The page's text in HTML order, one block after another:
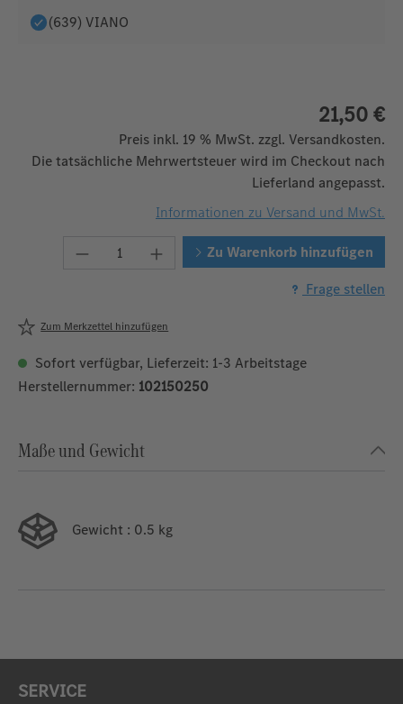
(639) VIANO
21,50 €
Preis inkl. 19 % MwSt. zzgl. Versandkosten.
Die tatsächliche Mehrwertsteuer wird im Checkout nach
Lieferland angepasst.
Informationen zu Versand und MwSt.
Produkt Anzahl: Gib denZu Warenkorb hinzufügen
Frage stellen
Zum Merkzettel hinzufügen
Sofort verfügbar, Lieferzeit: 1-3 Arbeitstage
Herstellernummer: 102150250
Maße und Gewicht
Gewicht : 0.5 kg
SERVICE